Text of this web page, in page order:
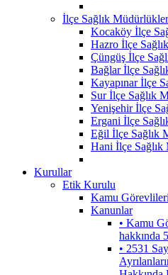
İlçe Sağlık
Kocaköy İlçe
Hazro İlçe
Çüngüş İlçe
Bağlar İlçe
Kayapınar İlçe
Sur İlçe Sağlık
Yenişehir İlçe
Ergani İlçe
Eğil İlçe Sağlık
Hani İlçe Sağlık
Kurullar
Etik Kurulu
Kamu
Kanunlar
• Kamu
hakkında
• 2531